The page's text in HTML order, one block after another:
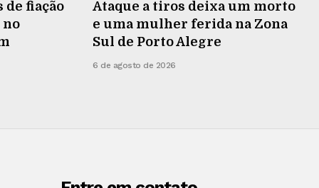
de fiação
no
Ataque a tiros deixa um morto
e uma mulher ferida na Zona
Sul de Porto Alegre
6 de agosto de 2026